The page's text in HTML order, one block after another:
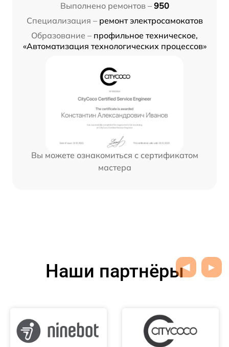
Выполнено ремонтов – 950
Специализация – ремонт электросамокатов
Образование – профильное техническое,
«Автоматизация технологических процессов»
Вы можете ознакомиться с сертификатом
мастера
Наши партнёры